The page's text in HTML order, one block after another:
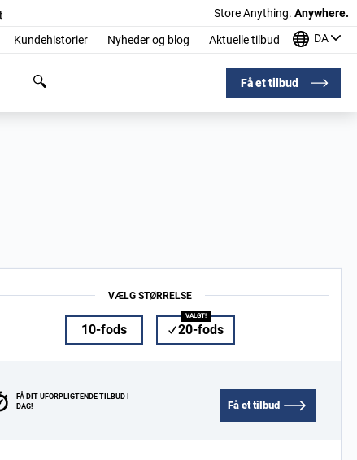
Store Anything. Anywhere.
Kundehistorier Nyheder og blog Aktuelle tilbud DA
Få et tilbud
VÆLG STØRRELSE
10-fods 20-fods
Få et tilbud
FÅ DIT UFORPLIGTENDE TILBUD I
DAG!